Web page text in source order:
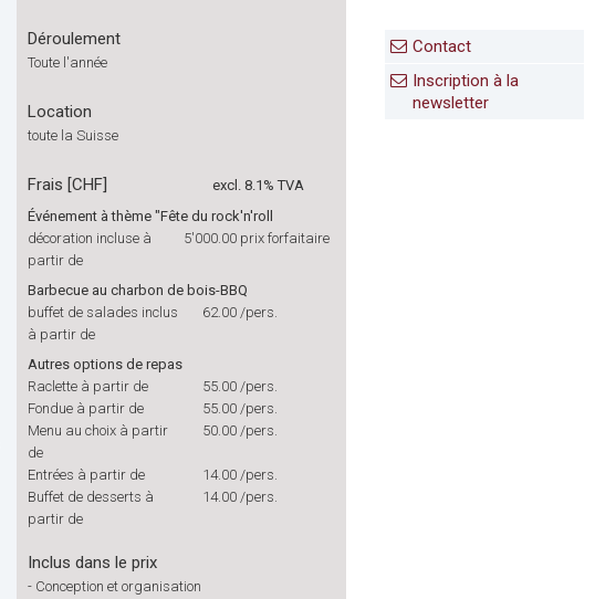
Déroulement
Toute l'année
Location
toute la Suisse
Frais [CHF]
excl. 8.1% TVA
Événement à thème "Fête du rock'n'roll
décoration incluse à
partir de
5'000.00 prix forfaitaire
Barbecue au charbon de bois-BBQ
buffet de salades inclus
à partir de
62.00 /pers.
Autres options de repas
Raclette à partir de
55.00 /pers.
Fondue à partir de
55.00 /pers.
Menu au choix à partir
de
50.00 /pers.
Entrées à partir de 14.00 /pers.
Buffet de desserts à
partir de
14.00 /pers.
Inclus dans le prix
- Conception et organisation
Contact
Inscription à la
newsletter